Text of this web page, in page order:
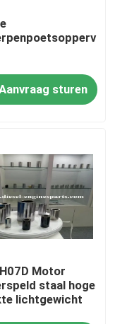
sturen
Motor
staal hoge
lichtgewicht